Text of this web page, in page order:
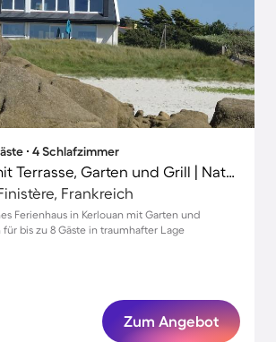
∙ 4 Schlafzimmer
Ferienhaus mit Terrasse, Garten und Grill | Naturblick
Frankreich
Ferienhaus in Kerlouan mit Garten und
bis zu 8 Gäste in traumhafter Lage
Zum Angebot